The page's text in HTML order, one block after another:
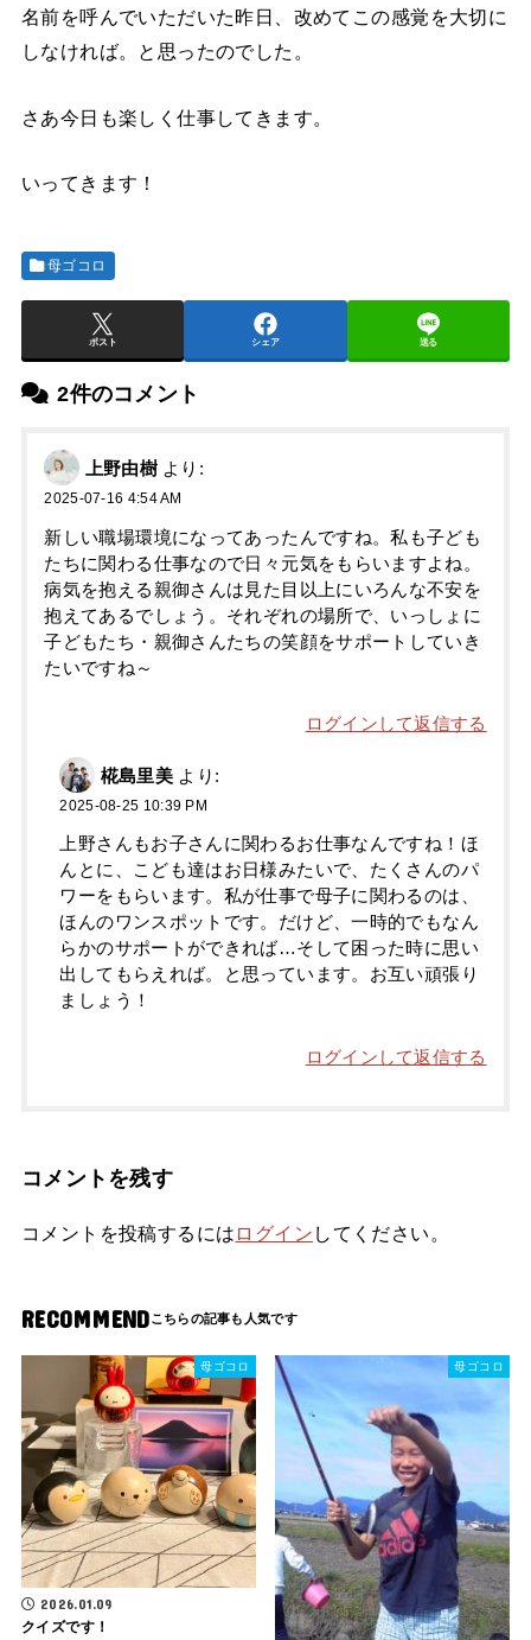
名前を呼んでいただいた昨日、改めてこの感覚を大切に
しなければ。と思ったのでした。
さあ今日も楽しく仕事してきます。
いってきます！
母ゴコロ
ポスト シェア 送る
2件のコメント
上野由樹 より:
2025-07-16 4:54 AM
新しい職場環境になってあったんですね。私も子ども
たちに関わる仕事なので日々元気をもらいますよね。
病気を抱える親御さんは見た目以上にいろんな不安を
抱えてあるでしょう。それぞれの場所で、いっしょに
子どもたち・親御さんたちの笑顔をサポートしていき
たいですね～
ログインして返信する
椛島里美 より:
2025-08-25 10:39 PM
上野さんもお子さんに関わるお仕事なんですね！ほ
んとに、こども達はお日様みたいで、たくさんのパ
ワーをもらいます。私が仕事で母子に関わるのは、
ほんのワンスポットです。だけど、一時的でもなん
らかのサポートができれば…そして困った時に思い
出してもらえれば。と思っています。お互い頑張り
ましょう！
ログインして返信する
コメントを残す
コメントを投稿するには ログイン してください。
RECOMMEND
母ゴコロ
2026.01.09
クイズです！
母ゴコロ